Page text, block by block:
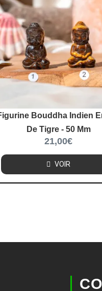
Bouddha Indien
De Tigre - 50 Mm
21,00€
VOIR